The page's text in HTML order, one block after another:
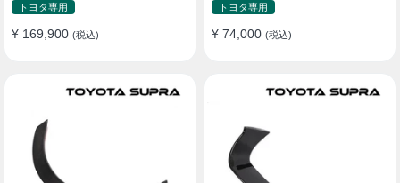
貼り付け装着
トヨタ専用
¥ 169,900 (税込)
イバー
トヨタ専用
¥ 74,000 (税込)